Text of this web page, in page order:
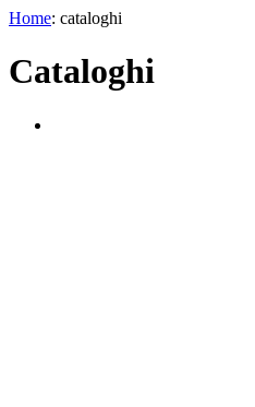
Home: cataloghi
Cataloghi